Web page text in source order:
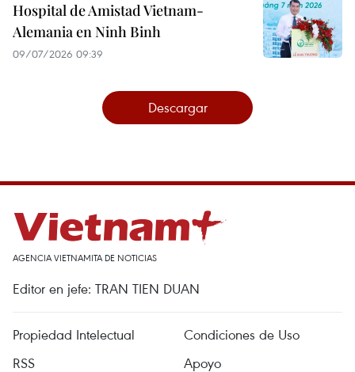
Hospital de Amistad Vietnam-
Alemania en Ninh Binh
09/07/2026 09:39
Descargar
AGENCIA VIETNAMITA DE NOTICIAS
Editor en jefe: TRAN TIEN DUAN
Propiedad Intelectual
Condiciones de Uso
RSS
Apoyo